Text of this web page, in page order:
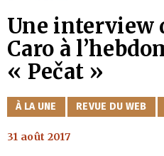
Une interview
Caro à
« Pečat »
CATÉGORIES
À LA UNE REVUE DU WEB
31 août 2017